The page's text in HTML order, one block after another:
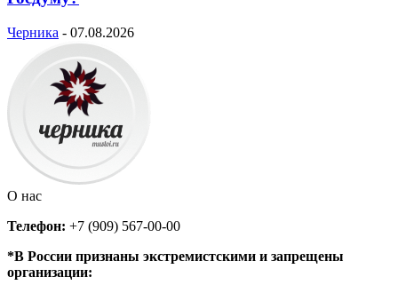
Черника - 07.08.2026
О нас
Телефон: +7 (909) 567-00-00
*В России признаны экстремистскими и запрещены
организации: